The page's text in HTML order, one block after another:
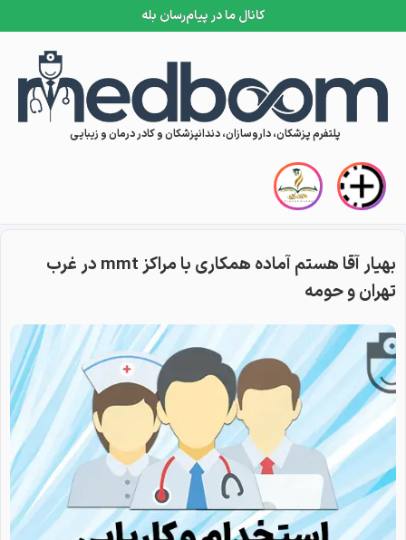
کانال ما در پیام‌رسان بله
Skip to content
پلتفرم پزشکان، داروسازان، دندانپزشکان و کادر درمان و زیبایی
بهیار آقا هستم آماده همکاری با مراکز mmt در غرب
تهران و حومه